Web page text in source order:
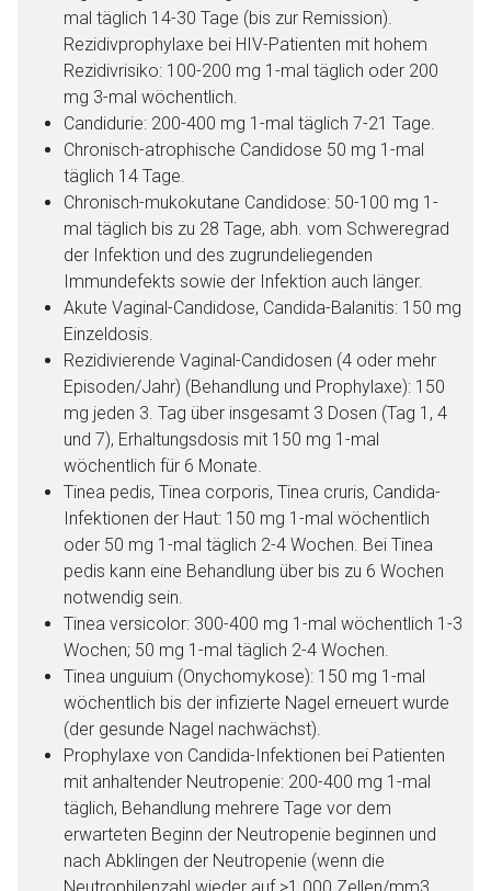
mal täglich 14-30 Tage (bis zur Remission).
Rezidivprophylaxe bei HIV-Patienten mit hohem
Rezidivrisiko: 100-200 mg 1-mal täglich oder 200
mg 3-mal wöchentlich.
Candidurie: 200-400 mg 1-mal täglich 7-21 Tage.
Chronisch-atrophische Candidose 50 mg 1-mal
täglich 14 Tage.
Chronisch-mukokutane Candidose: 50-100 mg 1-
mal täglich bis zu 28 Tage, abh. vom Schweregrad
der Infektion und des zugrundeliegenden
Immundefekts sowie der Infektion auch länger.
Akute Vaginal-Candidose, Candida-Balanitis: 150 mg
Einzeldosis.
Rezidivierende Vaginal-Candidosen (4 oder mehr
Episoden/Jahr) (Behandlung und Prophylaxe): 150
mg jeden 3. Tag über insgesamt 3 Dosen (Tag 1, 4
und 7), Erhaltungsdosis mit 150 mg 1-mal
wöchentlich für 6 Monate.
Tinea pedis, Tinea corporis, Tinea cruris, Candida-
Infektionen der Haut: 150 mg 1-mal wöchentlich
oder 50 mg 1-mal täglich 2-4 Wochen. Bei Tinea
pedis kann eine Behandlung über bis zu 6 Wochen
notwendig sein.
Tinea versicolor: 300-400 mg 1-mal wöchentlich 1-3
Wochen; 50 mg 1-mal täglich 2-4 Wochen.
Tinea unguium (Onychomykose): 150 mg 1-mal
wöchentlich bis der infizierte Nagel erneuert wurde
(der gesunde Nagel nachwächst).
Prophylaxe von Candida-Infektionen bei Patienten
mit anhaltender Neutropenie: 200-400 mg 1-mal
täglich, Behandlung mehrere Tage vor dem
erwarteten Beginn der Neutropenie beginnen und
nach Abklingen der Neutropenie (wenn die
Aufruf einer externen Seite
Der von Ihnen aufgerufene Link öffnet eine externe Web-
Seite. Für die Inhalte der externen Web-Seite ist deren
Betreiber verantwortlich. Ebenso gelten dort ggf. andere
Datenschutzbestimmungen.
Zurück zur rote-liste.de Zur Seite